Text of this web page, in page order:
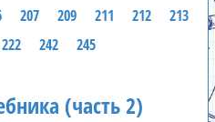
207 209 211 212
213
222 242 245
(часть 2)